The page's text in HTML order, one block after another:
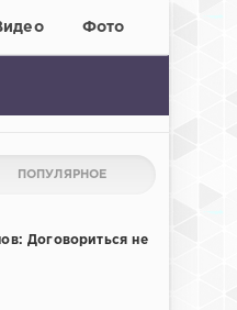
Фото
ПОПУЛЯРНОЕ
Договориться не